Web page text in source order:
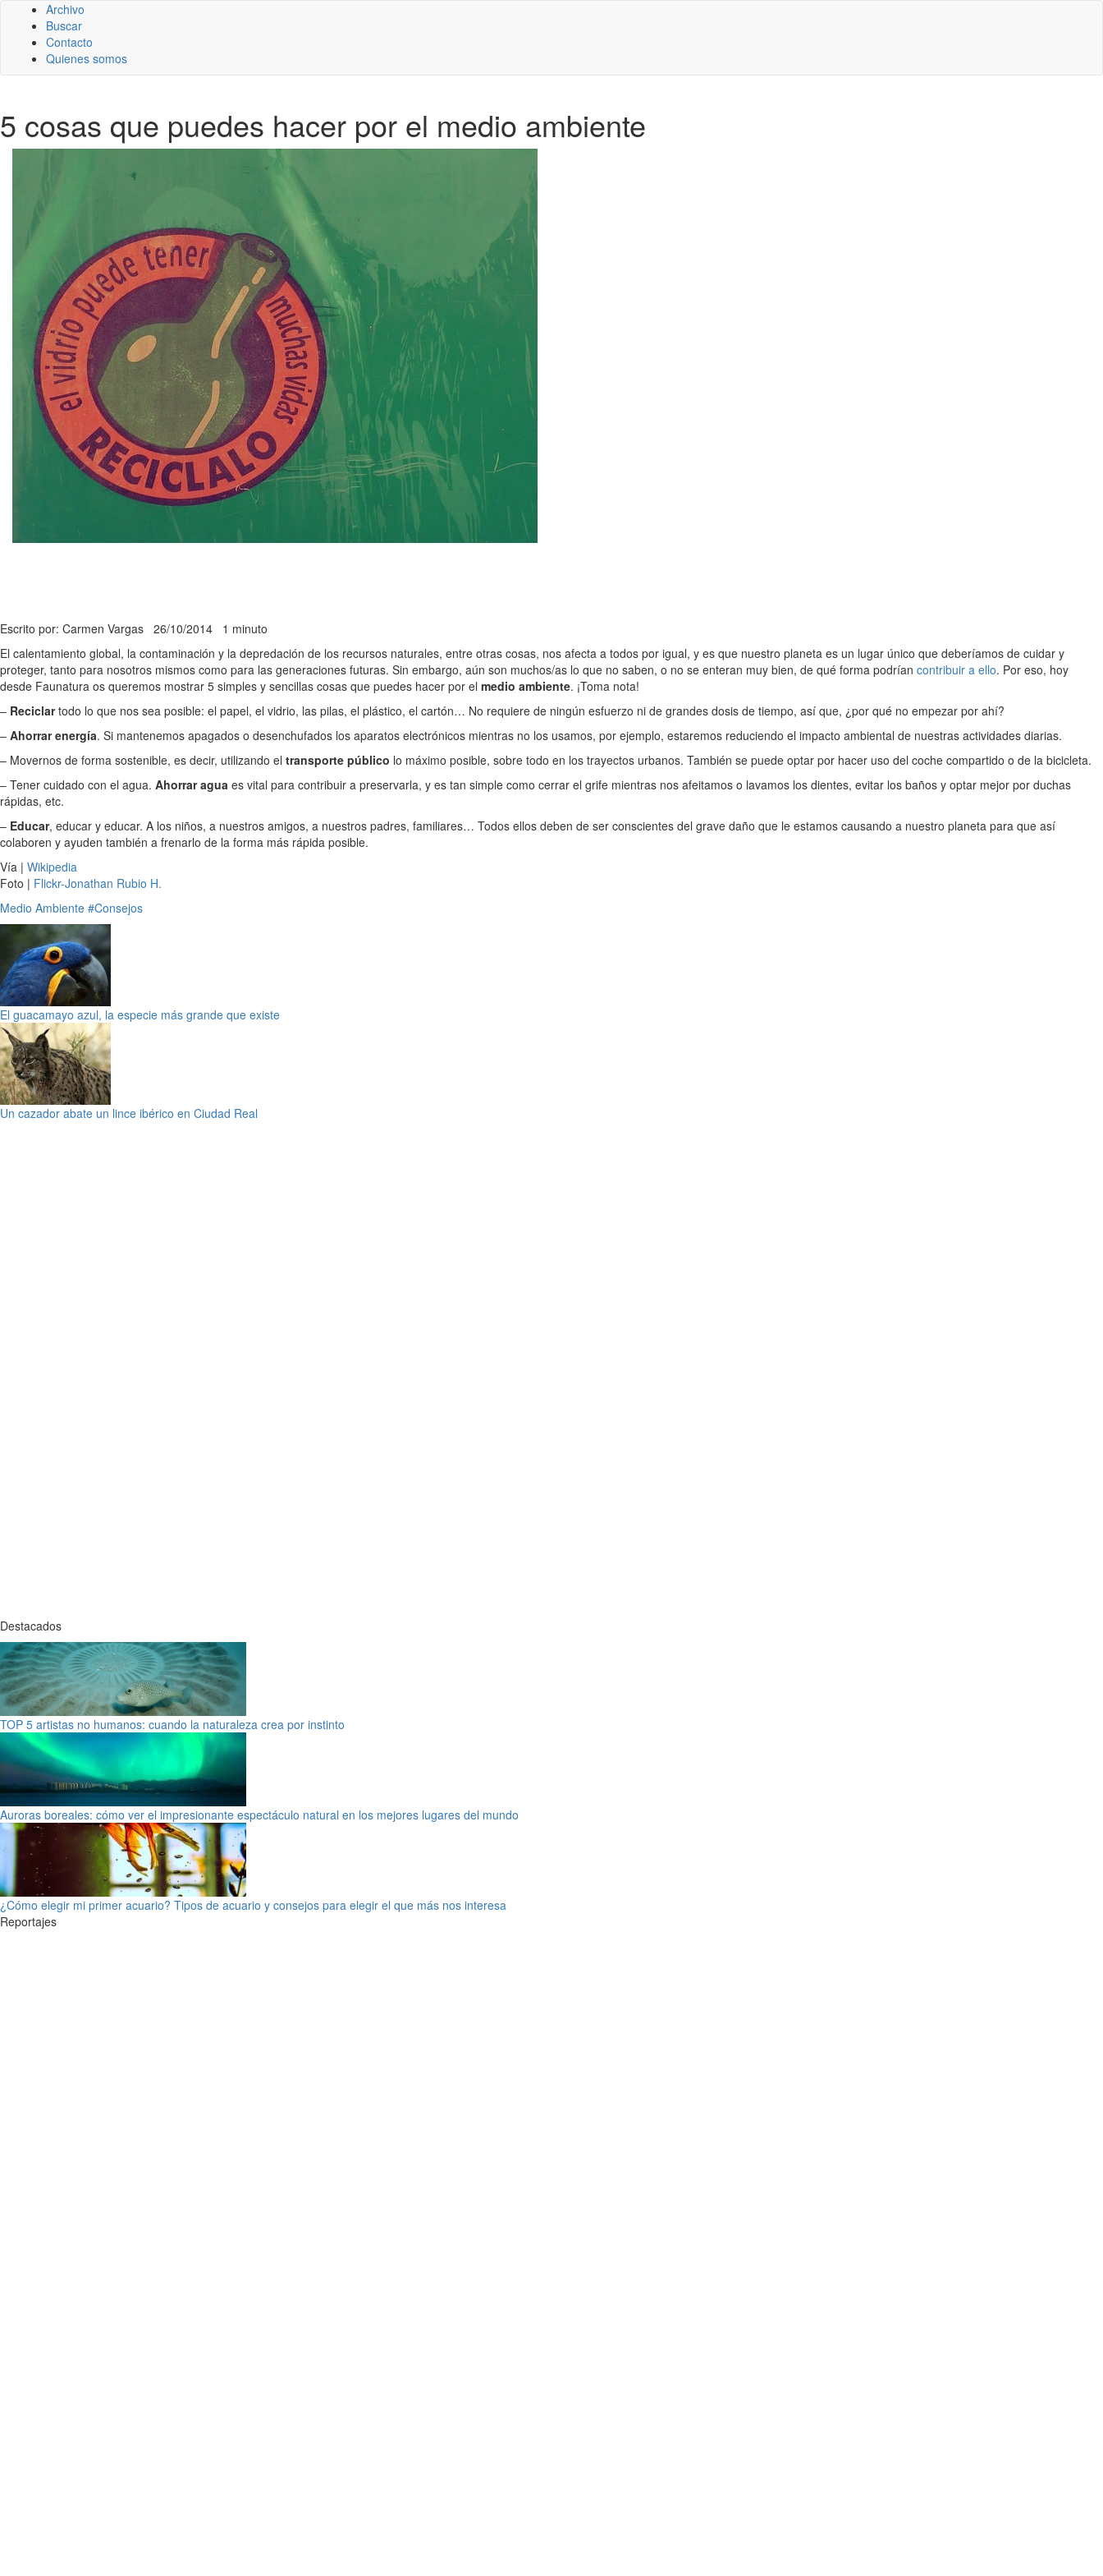
Archivo
Buscar
Contacto
Quienes somos
5 cosas que puedes hacer por el medio ambiente
Escrito por: Carmen Vargas 26/10/2014 1 minuto
El calentamiento global, la contaminación y la depredación de los recursos naturales, entre otras cosas, nos afecta a todos por igual, y es que nuestro planeta es un lugar único que deberíamos de cuidar y
proteger, tanto para nosotros mismos como para las generaciones futuras. Sin embargo, aún son muchos/as lo que no saben, o no se enteran muy bien, de qué forma podrían contribuir a ello. Por eso, hoy
desde Faunatura os queremos mostrar 5 simples y sencillas cosas que puedes hacer por el medio ambiente. ¡Toma nota!
– Reciclartodo lo que nos sea posible: el papel, el vidrio, las pilas, el plástico, el cartón… No requiere de ningún esfuerzo ni de grandes dosis de tiempo, así que, ¿por qué no empezar por ahí?
– Ahorrar energía. Si mantenemos apagados o desenchufados los aparatos electrónicos mientras no los usamos, por ejemplo, estaremos reduciendo el impacto ambiental de nuestras actividades diarias.
– Movernos de forma sostenible, es decir, utilizando el transporte público lo máximo posible, sobre todo en los trayectos urbanos. También se puede optar por hacer uso del coche compartido o de la bicicleta.
– Tener cuidado con el agua. Ahorrar agua es vital para contribuir a preservarla, y es tan simple como cerrar el grife mientras nos afeitamos o lavamos los dientes, evitar los baños y optar mejor por duchas
rápidas, etc.
– Educar, educar y educar. A los niños, a nuestros amigos, a nuestros padres, familiares… Todos ellos deben de ser conscientes del grave daño que le estamos causando a nuestro planeta para que así
colaboren y ayuden también a frenarlo de la forma más rápida posible.
Vía | Wikipedia
Foto | Flickr-Jonathan Rubio H.
Medio Ambiente #Consejos
El guacamayo azul, la especie más grande que existe
Un cazador abate un lince ibérico en Ciudad Real
Destacados
TOP 5 artistas no humanos: cuando la naturaleza crea por instinto
Auroras boreales: cómo ver el impresionante espectáculo natural en los mejores lugares del mundo
¿Cómo elegir mi primer acuario? Tipos de acuario y consejos para elegir el que más nos interesa
Reportajes